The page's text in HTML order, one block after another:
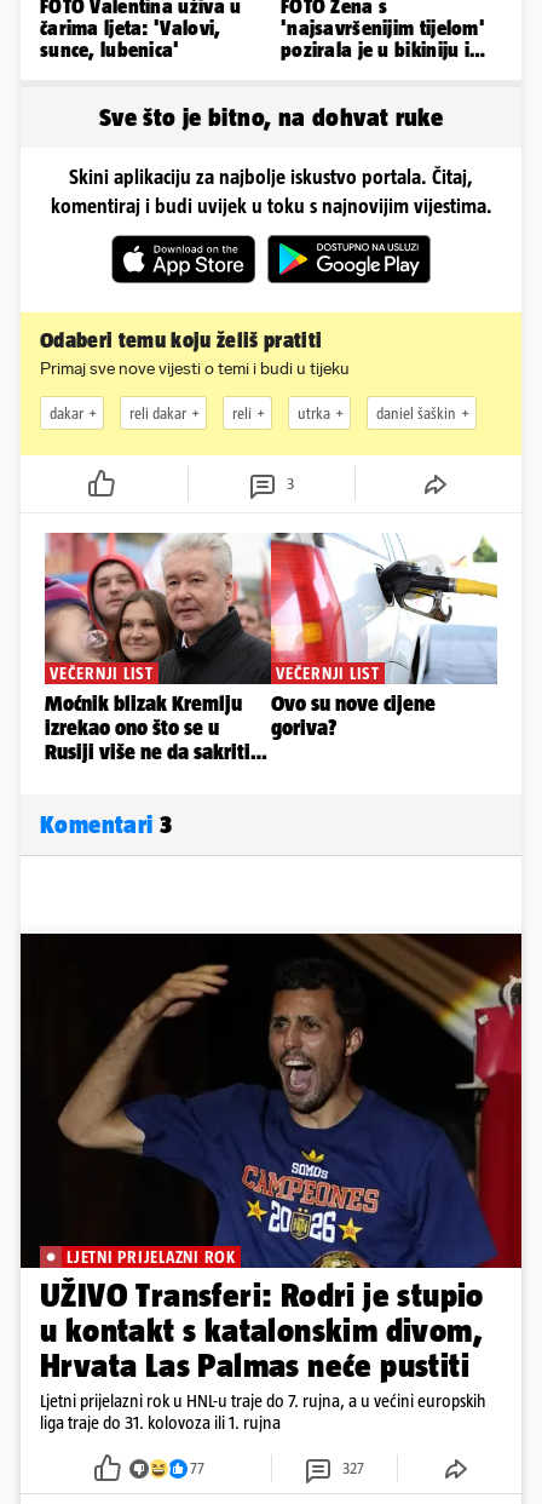
FOTO Valentina uživa u
čarima ljeta: 'Valovi,
sunce, lubenica'
FOTO Žena s
'najsavršenijim tijelom'
pozirala je u bikiniju i
Sve što je bitno, na dohvat ruke
Skini aplikaciju za najbolje iskustvo portala. Čitaj,
komentiraj i budi uvijek u toku s najnovijim vijestima.
Odaberi temu koju želiš pratiti
Primaj sve nove vijesti o temi i budi u tijeku
dakar reli dakar reli utrka daniel šaškin
3
Komentari 3
LJETNI PRIJELAZNI ROK
UŽIVO Transferi: Rodri je stupio
u kontakt s katalonskim divom,
Hrvata Las Palmas neće pustiti
Ljetni prijelazni rok u HNL-u traje do 7. rujna, a u većini europskih
liga traje do 31. kolovoza ili 1. rujna
77 327